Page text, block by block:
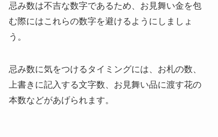
忌み数は不吉な数字であるため、お見舞い金を包
む際にはこれらの数字を避けるようにしましょ
う。
忌み数に気をつけるタイミングには、お札の数、
上書きに記入する文字数、お見舞い品に渡す花の
本数などがあげられます。